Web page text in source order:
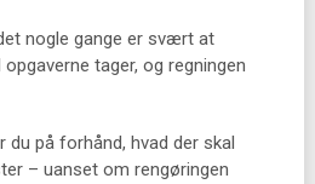
nogle gange er svært at
tager, og regningen
på forhånd, hvad der skal
– uanset om rengøringen